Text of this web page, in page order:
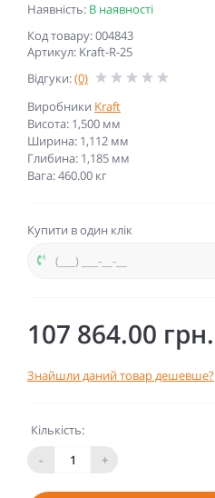
Наявність: В наявності
Код товару: 004843
Артикул: Kraft-R-25
Відгуки:(0)
Виробники Kraft
Висота: 1,500 мм
Ширина: 1,112 мм
Глибина: 1,185 мм
Вага: 460.00 кг
Купити в один клік
107 864.00 грн.
Знайшли даний товар дешевше?
Кількість:
-
+